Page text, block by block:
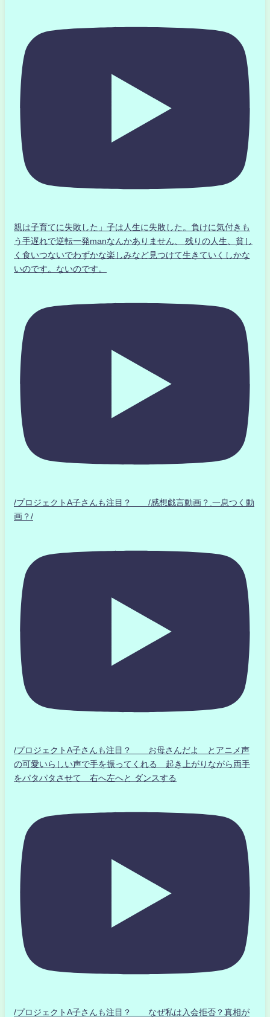
親は子育てに失敗した」子は人生に失敗した。負けに気付きも
う手遅れで逆転一発manなんかありません、 残りの人生、貧し
く食いつないでわずかな楽しみなど見つけて生きていくしかな
いのです。ないのです。
/プロジェクトA子さんも注目？ /感想戯言動画？.一息つく動
画？/
/プロジェクトA子さんも注目？ お母さんだよ とアニメ声
の可愛いらしい声で手を振ってくれる 起き上がりながら両手
をパタパタさせて 右へ左へと ダンスする
/プロジェクトA子さんも注目？ なぜ私は入会拒否？真相が